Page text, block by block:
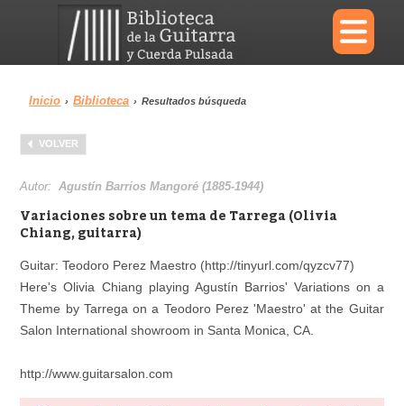
×
Menu
Biblioteca Diccionario
Reproductor
Inicio › Biblioteca › Resultados búsqueda
VOLVER
Autor:Agustín Barrios Mangoré (1885-1944)
Variaciones sobre un tema de Tarrega (Olivia
Chiang, guitarra)
Guitar: Teodoro Perez Maestro (http://tinyurl.com/qyzcv77)
Here's Olivia Chiang playing Agustín Barrios' Variations on a
Theme by Tarrega on a Teodoro Perez 'Maestro' at the Guitar
Salon International showroom in Santa Monica, CA.
http://www.guitarsalon.com